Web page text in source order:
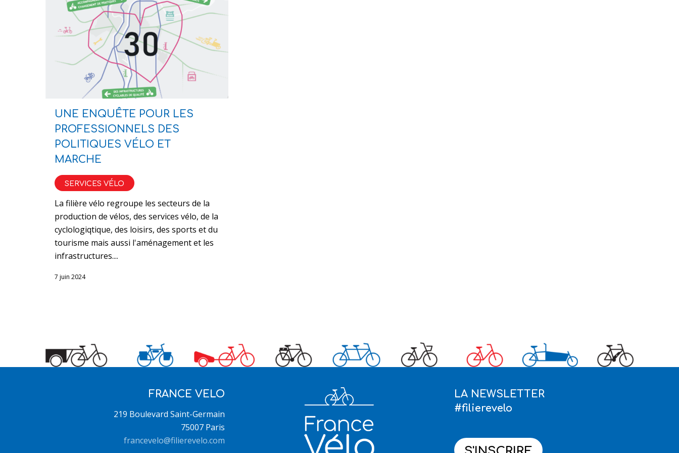
UNE ENQUÊTE POUR LES
PROFESSIONNELS DES
POLITIQUES VÉLO ET
MARCHE
SERVICES VÉLO
La filière vélo regroupe les secteurs de la
production de vélos, des services vélo, de la
cyclologiqtique, des loisirs, des sports et du
tourisme mais aussi l'aménagement et les
infrastructures....
7 juin 2024
FRANCE VELO
219 Boulevard Saint-Germain
75007 Paris
francevelo@filierevelo.com
LA NEWSLETTER
#filierevelo